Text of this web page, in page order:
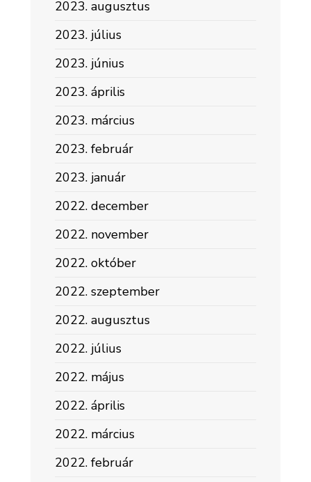
2023. augusztus
2023. július
2023. június
2023. április
2023. március
2023. február
2023. január
2022. december
2022. november
2022. október
2022. szeptember
2022. augusztus
2022. július
2022. május
2022. április
2022. március
2022. február